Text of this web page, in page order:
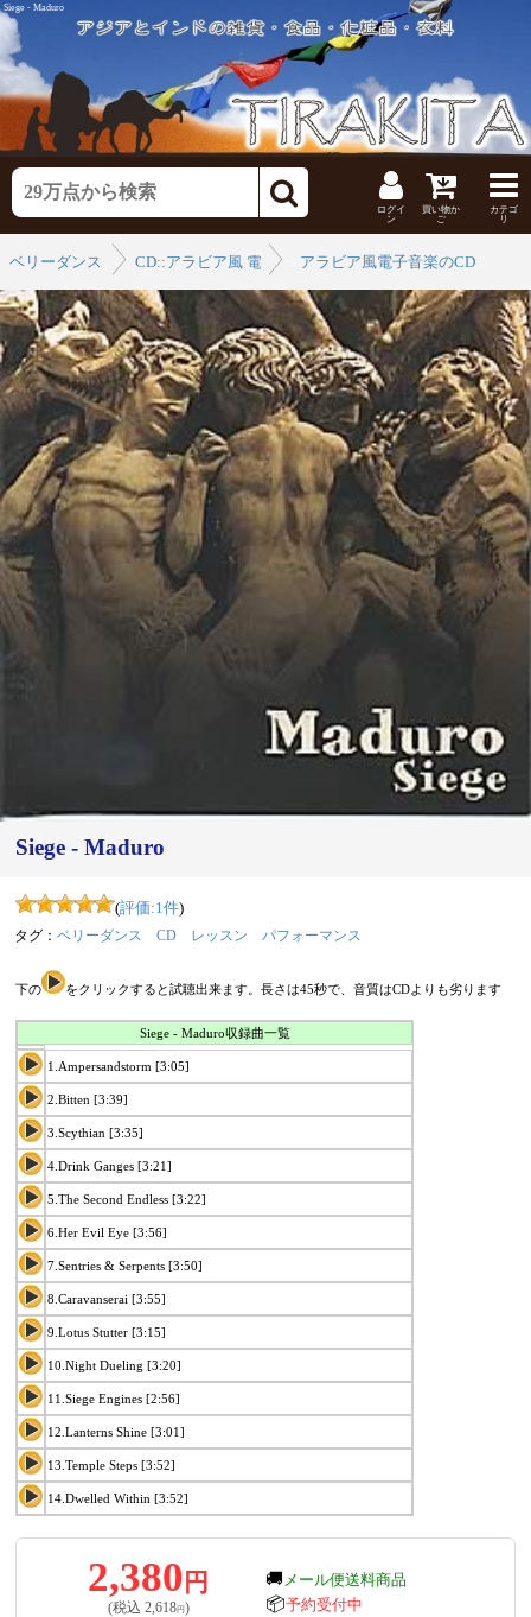
Siege - Maduro
ログイ
ン
買い物か
ご
カテゴ
リ
ベリーダンス
CD::アラビア風 電子 音楽アラビア風電子音楽のCD
Siege - Maduro
(評価:1件)
タグ： ベリーダンス CD レッスン パフォーマンス
下の をクリックすると試聴出来ます。長さは45秒で、音質はCDよりも劣ります
Siege - Maduro収録曲一覧
1.Ampersandstorm [3:05]
2.Bitten [3:39]
3.Scythian [3:35]
4.Drink Ganges [3:21]
5.The Second Endless [3:22]
6.Her Evil Eye [3:56]
7.Sentries & Serpents [3:50]
8.Caravanserai [3:55]
9.Lotus Stutter [3:15]
10.Night Dueling [3:20]
11.Siege Engines [2:56]
12.Lanterns Shine [3:01]
13.Temple Steps [3:52]
14.Dwelled Within [3:52]
2,380 円
(税込 2,618円)
🚚 メール便送料商品
📦予約受付中